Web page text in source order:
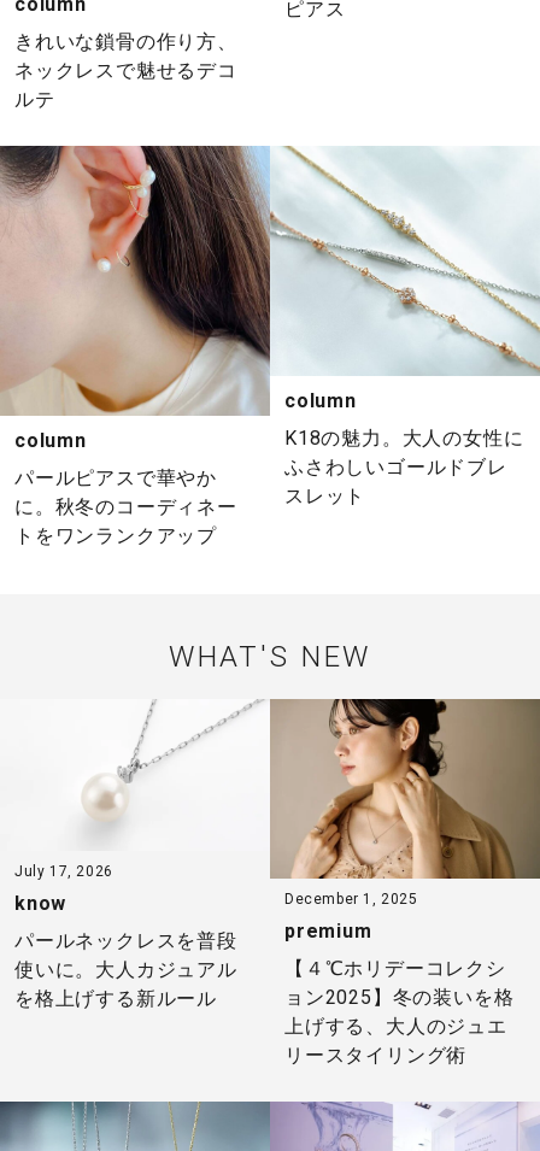
きれいな鎖骨の作り方、
ネックレスで魅せるデコ
ルテ
ピアス
column
パールピアスで華やか
に。秋冬のコーディネー
トをワンランクアップ
column
K18の魅力。大人の女性に
ふさわしいゴールドブレ
スレット
WHAT'S NEW
July 17, 2026
know
パールネックレスを普段
使いに。大人カジュアル
を格上げする新ルール
December 1, 2025
premium
【４℃ホリデーコレクシ
ョン2025】冬の装いを格
上げする、大人のジュエ
リースタイリング術